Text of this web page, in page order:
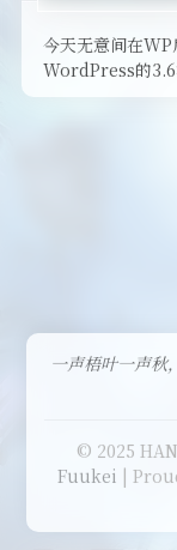
今天无意间在
WordPress的3.6
一声梧叶一声
© 2025
Fuukei |